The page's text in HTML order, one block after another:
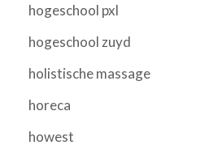
hogeschool pxl
hogeschool zuyd
holistische massage
horeca
howest